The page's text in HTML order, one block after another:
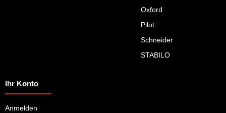
Oxford
Pilot
Schneider
STABILO
Ihr Konto
Anmelden